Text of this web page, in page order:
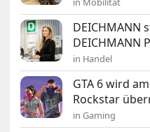
DEICHMANN
in Handel
GTA 6 wird
Rockstar
in Gaming